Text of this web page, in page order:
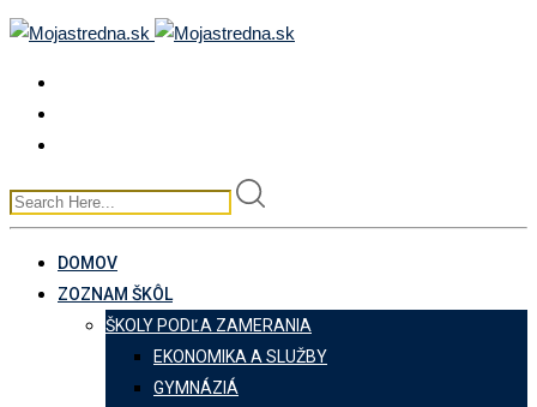
Skip
DOMOV
ZOZNAM ŠKÔL
ŠKOLY PODĽA ZAMERANIA
EKONOMIKA A SLUŽBY
GYMNÁZIÁ